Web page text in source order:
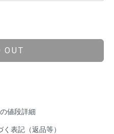
OUT
値段詳細
表記（返品等）